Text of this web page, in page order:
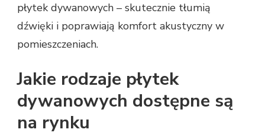
płytek dywanowych – skutecznie tłumią
dźwięki i poprawiają komfort akustyczny w
pomieszczeniach.
Jakie rodzaje płytek
dywanowych dostępne są
na rynku